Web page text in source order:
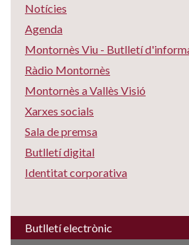
Notícies
Agenda
Montornès Viu - Butlletí
Ràdio Montornès
Montornès a Vallès Visió
Xarxes socials
Sala de premsa
Butlletí digital
Identitat corporativa
Butlletí electrònic